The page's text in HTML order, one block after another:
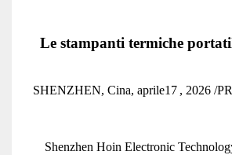
Le stampanti termiche
SHENZHEN, Cina, aprile17 , 2026 /
Shenzhen Hoin Electronic